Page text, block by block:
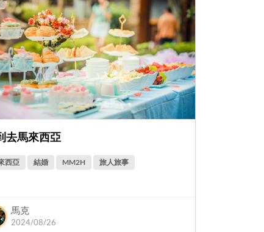
去馬來西亞
西亞 結婚 MM2H 旅人旅事
馬克
2024/08/26